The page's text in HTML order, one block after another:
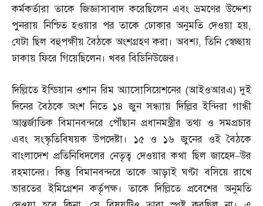
কর্মকর্তারা তাকে জিজ্ঞাসাবাদ করেছিলেন এবং ভ্রমণের উদ্দেশ্য
পুনরায় নিশ্চিত হওয়ার পর তাকে ঢোকার অনুমতি দেওয়া হয়,
যেটা ছিল বহুপক্ষীয় বৈঠকে অংশগ্রহণ করা। অবশ্য,তিনি স্বেচ্ছায়
ঢাকায় ফিরে গিয়েছিলেন। খবর বিডিনিউজের।
দিল্লিতে ইন্ডিয়ান ওশান রিম অ্যাসোসিয়েশনের (আইওআরএ)দুই
দিনের বৈঠকে অংশ নিতে ১৪ জুন সন্ধ্যায় দিল্লির ইন্দিরা গান্ধী
আন্তর্জাতিক বিমানবন্দরে পৌঁছান প্রধানমন্ত্রীর তথ্য ও সমপ্রচার
এবং সংস্কৃতিবিষয়ক উপদেষ্টা। ১৫ ও ১৬ জুনের ওই বৈঠকে
বাংলাদেশ প্রতিনিধিদলের নেতৃত্ব দেওয়ার কথা ছিল জাহেদ–উর
রহমানের। কিন্তু বিমানবন্দরে তাকে আড়াই ঘণ্টা বসিয়ে রাখে
ভারতের ইমিগ্রেশন কর্তৃপক্ষ। তাকে দিল্লিতে প্রবেশের অনুমতি